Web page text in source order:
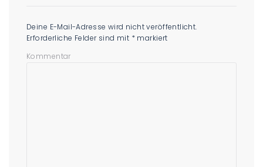
Deine E-Mail-Adresse wird nicht veröffentlicht.
Erforderliche Felder sind mit * markiert
Kommentar